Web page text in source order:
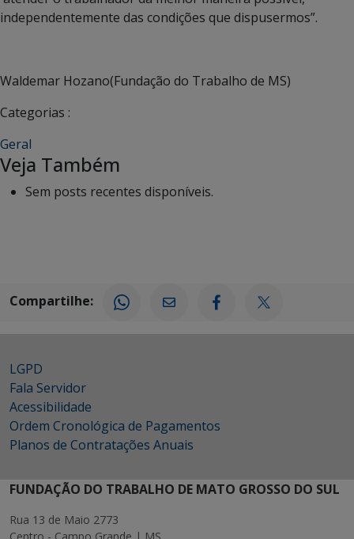
independentemente das condições que dispusermos”.
Waldemar Hozano(Fundação do Trabalho de MS)
Categorias :
Geral
Veja Também
Sem posts recentes disponíveis.
Compartilhe:
LGPD
Fala Servidor
Acessibilidade
Ordem Cronológica de Pagamentos
Planos de Contratações Anuais
FUNDAÇÃO DO TRABALHO DE MATO GROSSO DO SUL
Rua 13 de Maio 2773